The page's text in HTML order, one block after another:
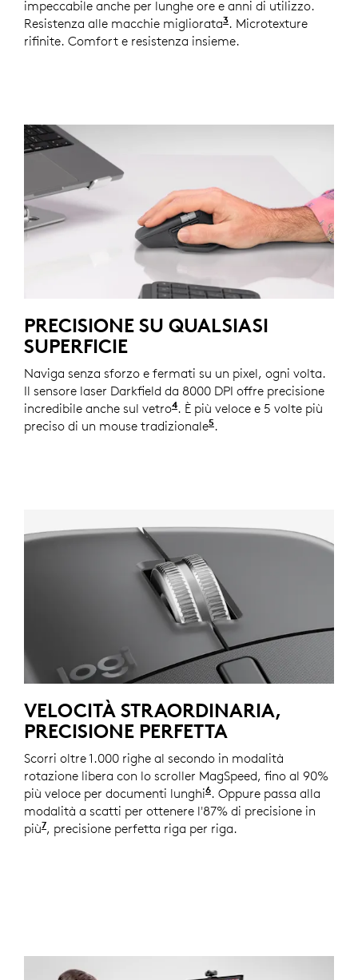
impeccabile anche per lunghe ore e anni di utilizzo.
Resistenza alle macchie migliorata3Rispetto a MX
. Microtexture
rifinite. Comfort e resistenza insieme.
PRECISIONE SU QUALSIASI
SUPERFICIE
Naviga senza sforzo e fermati su un pixel, ogni volta.
Il sensore laser Darkfield da 8000 DPI offre precisione
incredibile anche sul vetro4con uno spessore minimo di
. È più veloce e 5 volte più
preciso di un mouse tradizionale5 Rispetto a un normale
.
VELOCITÀ STRAORDINARIA,
PRECISIONE PERFETTA
Scorri oltre 1.000 righe al secondo in modalità
rotazione libera con lo scroller MagSpeed, fino al 90%
più veloce per documenti lunghi6Rispetto a un normale
. Oppure passa alla
modalità a scatti per ottenere l'87% di precisione in
più7Rispetto al mouse Logitech Master 2S con
, precisione perfetta riga per riga.